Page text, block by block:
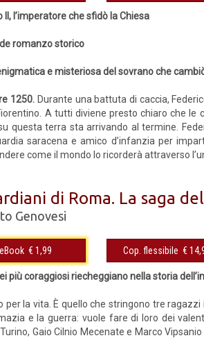
II, l’imperatore che sfidò la Chiesa
romanzo storico
e misteriosa del sovrano che
1250. Durante una battuta di caccia,
A tutti diviene presto chiaro che le
questa terra sta arrivando al termine.
saracena e amico d’infanzia per
come il mondo lo ricorderà attraverso
di Roma. La saga
Genovesi
eBook € 1,99 Cop. flessibile
più coraggiosi riecheggiano nella storia
per la vita. È quello che stringono tre
e la guerra: vuole fare di loro dei
Gaio Cilnio Mecenate e Marco